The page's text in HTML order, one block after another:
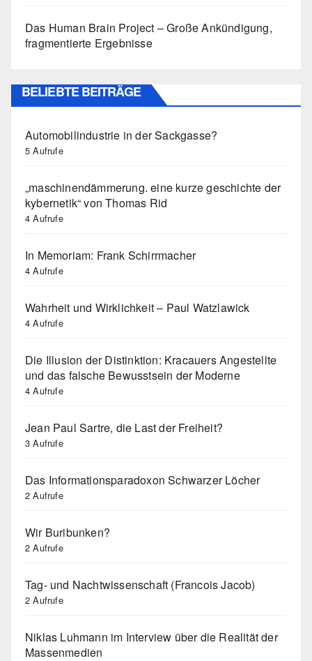
Das Human Brain Project – Große Ankündigung,
fragmentierte Ergebnisse
BELIEBTE BEITRÄGE
Automobilindustrie in der Sackgasse?
5 Aufrufe
„maschinendämmerung. eine kurze geschichte der
kybernetik“ von Thomas Rid
4 Aufrufe
In Memoriam: Frank Schirrmacher
4 Aufrufe
Wahrheit und Wirklichkeit – Paul Watzlawick
4 Aufrufe
Die Illusion der Distinktion: Kracauers Angestellte
und das falsche Bewusstsein der Moderne
4 Aufrufe
Jean Paul Sartre, die Last der Freiheit?
3 Aufrufe
Das Informationsparadoxon Schwarzer Löcher
2 Aufrufe
Wir Buribunken?
2 Aufrufe
Tag- und Nachtwissenschaft (Francois Jacob)
2 Aufrufe
Niklas Luhmann im Interview über die Realität der
Massenmedien